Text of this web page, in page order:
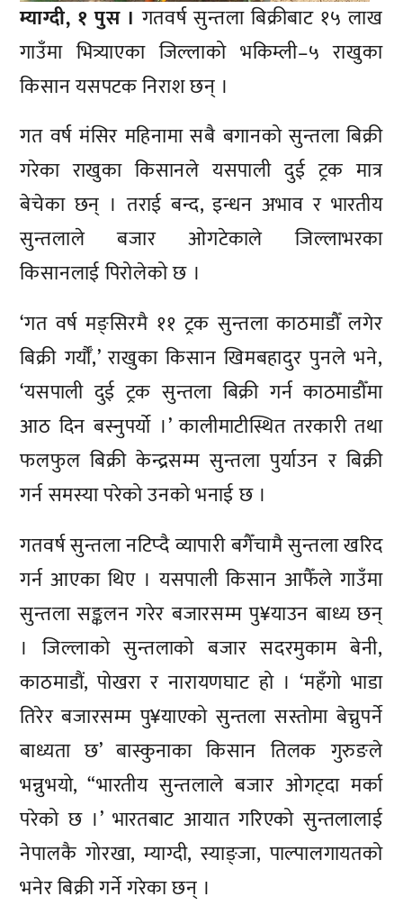
म्याग्दी, १ पुस । गतवर्ष सुन्तला बिक्रीबाट १५ लाख
गाउँमा भित्र्याएका जिल्लाको भकिम्ली–५ राखुका
किसान यसपटक निराश छन् ।
गत वर्ष मंसिर महिनामा सबै बगानको सुन्तला बिक्री
गरेका राखुका किसानले यसपाली दुई ट्रक मात्र
बेचेका छन् । तराई बन्द, इन्धन अभाव र भारतीय
सुन्तलाले बजार ओगटेकाले जिल्लाभरका
किसानलाई पिरोलेको छ ।
‘गत वर्ष मङ्सिरमै ११ ट्रक सुन्तला काठमाडौँ लगेर
बिक्री गर्यौँ,’ राखुका किसान खिमबहादुर पुनले भने,
‘यसपाली दुई ट्रक सुन्तला बिक्री गर्न काठमाडौँमा
आठ दिन बस्नुपर्यो ।’ कालीमाटीस्थित तरकारी तथा
फलफुल बिक्री केन्द्रसम्म सुन्तला पुर्याउन र बिक्री
गर्न समस्या परेको उनको भनाई छ ।
गतवर्ष सुन्तला नटिप्दै व्यापारी बगैँचामै सुन्तला खरिद
गर्न आएका थिए । यसपाली किसान आफैँले गाउँमा
सुन्तला सङ्कलन गरेर बजारसम्म पु¥याउन बाध्य छन्
। जिल्लाको सुन्तलाको बजार सदरमुकाम बेनी,
काठमाडौं, पोखरा र नारायणघाट हो । ‘महँगो भाडा
तिरेर बजारसम्म पु¥याएको सुन्तला सस्तोमा बेच्नुपर्ने
बाध्यता छ’ बास्कुनाका किसान तिलक गुरुङले
भन्नुभयो, “भारतीय सुन्तलाले बजार ओगट्दा मर्का
परेको छ ।’ भारतबाट आयात गरिएको सुन्तलालाई
नेपालकै गोरखा, म्याग्दी, स्याङ्जा, पाल्पालगायतको
भनेर बिक्री गर्ने गरेका छन् ।